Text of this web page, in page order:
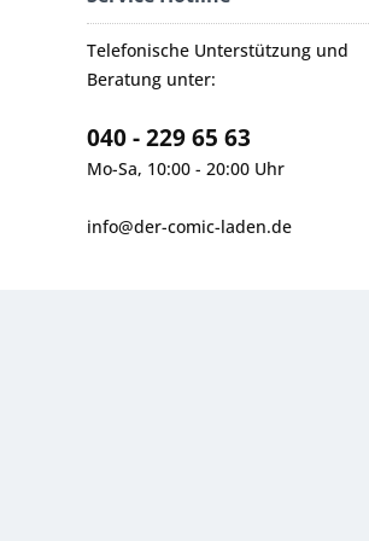
Telefonische Unterstützung und
Beratung unter:
040 - 229 65 63
Mo-Sa, 10:00 - 20:00 Uhr
info@der-comic-laden.de